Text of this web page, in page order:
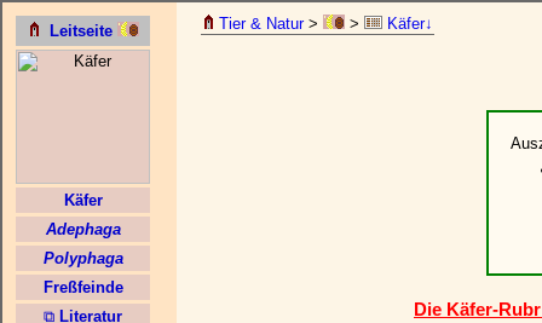
Tier & Natur> > Käfer↓
Die Käfer-